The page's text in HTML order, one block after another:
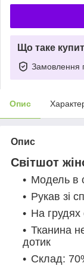
Що таке
Замовлення
Опис
Опис
Світшот
Модель в
Рукав зі
На
Тканина
дотик
Склад: